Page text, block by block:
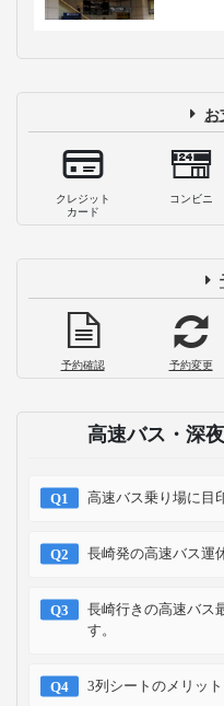
お
クレジット
カード
コンビニ
予約確認 予約変更
高速バス・深
高速バス乗り場に目
長崎発の高速バス運
長崎行きの高速バス
す。
3列シートのメリッ